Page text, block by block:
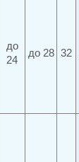
до
24
до 28 32